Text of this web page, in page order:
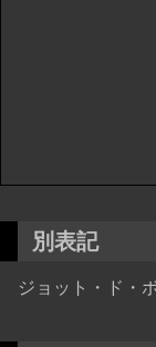
別表記
ジョット・ド・